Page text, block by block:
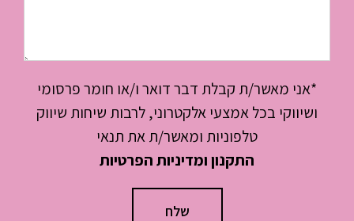
*אני מאשר/ת קבלת דבר דואר ו/או חומר פרסומי
ושיווקי בכל אמצעי אלקטרוני, לרבות שיחות שיווק
טלפוניות ומאשר/ת את תנאי
התקנון ומדיניות הפרטיות